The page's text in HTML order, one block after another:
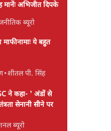
मानेंः अभिजीत दिपके
ब्यूरो
ये बहुत
•शीतल पी. सिंह
ने कहा- ' अंडों से
सेनानी सीने पर
ब्यूरो